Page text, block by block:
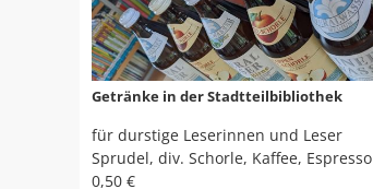
Getränke in der Stadtteilbibliothek
für durstige Leserinnen und Leser
Sprudel, div. Schorle, Kaffee, Espresso
0,50 €